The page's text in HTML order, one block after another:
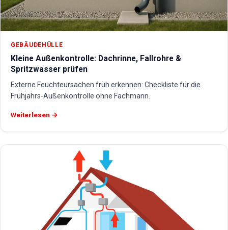
GEBÄUDEHÜLLE
Kleine Außenkontrolle: Dachrinne, Fallrohre &
Spritzwasser prüfen
Externe Feuchteursachen früh erkennen: Checkliste für die
Frühjahrs-Außenkontrolle ohne Fachmann.
Weiterlesen →